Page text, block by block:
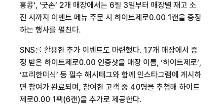
홍콩’, ‘굿손’ 2개 매장에서는 6월 3일부터 매장별 재고 소
진 시까지 이벤트 메뉴 주문 시 하이트제로0.00 1캔을 증정
하는 행사를 펼친다.
SNS를 활용한 추가 이벤트도 마련했다. 17개 매장에서 증
정 받은 하이트제로0.00 인증샷을 매장 이름, ‘하이트제로’,
‘프리한미식’ 등 필수 해시태그와 함께 인스타그램에 게시하
면 참여가 완료되며 , 참여한 고객 중 40명을 추첨해 하이트
제로0.00 1팩(6캔)을 추가로 제공한다.